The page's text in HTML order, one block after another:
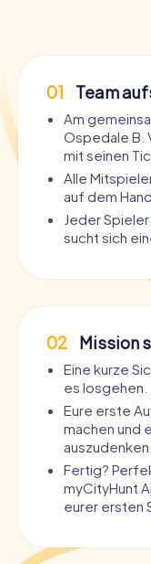
01 Team
Am
Ospedale B.
mit seinen
Alle
auf dem
Jeder
sucht sich
02 Mission
Eine kurze
es losgehen.
Eure erste
machen und
auszudenken.
Fertig?
myCityHunt
eurer ersten